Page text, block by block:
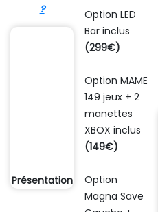
?
Présentation
Option LED
Bar inclus
(299€)
Option MAME
149 jeux + 2
manettes
XBOX inclus
(149€)
Option
Magna Save